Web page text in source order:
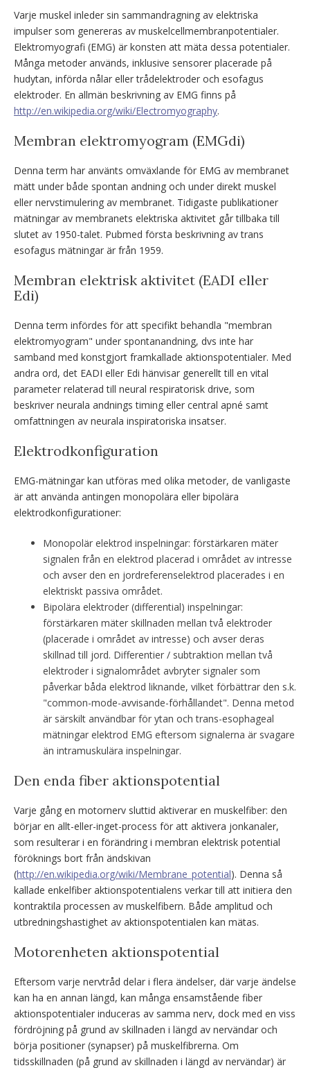
Varje muskel inleder sin sammandragning av elektriska
impulser som genereras av muskelcellmembranpotentialer.
Elektromyografi (EMG) är konsten att mäta dessa potentialer.
Många metoder används, inklusive sensorer placerade på
hudytan, införda nålar eller trådelektroder och esofagus
elektroder. En allmän beskrivning av EMG finns på
http://en.wikipedia.org/wiki/Electromyography.
Membran elektromyogram (EMGdi)
Denna term har använts omväxlande för EMG av membranet
mätt under både spontan andning och under direkt muskel
eller nervstimulering av membranet. Tidigaste publikationer
mätningar av membranets elektriska aktivitet går tillbaka till
slutet av 1950-talet. Pubmed första beskrivning av trans
esofagus mätningar är från 1959.
Membran elektrisk aktivitet (EADI eller
Edi)
Denna term infördes för att specifikt behandla "membran
elektromyogram" under spontanandning, dvs inte har
samband med konstgjort framkallade aktionspotentialer. Med
andra ord, det EADI eller Edi hänvisar generellt till en vital
parameter relaterad till neural respiratorisk drive, som
beskriver neurala andnings timing eller central apné samt
omfattningen av neurala inspiratoriska insatser.
Elektrodkonfiguration
EMG-mätningar kan utföras med olika metoder, de vanligaste
är att använda antingen monopolära eller bipolära
elektrodkonfigurationer:
Monopolär elektrod inspelningar: förstärkaren mäter
signalen från en elektrod placerad i området av intresse
och avser den en jordreferenselektrod placerades i en
elektriskt passiva området.
Bipolära elektroder (differential) inspelningar:
förstärkaren mäter skillnaden mellan två elektroder
(placerade i området av intresse) och avser deras
skillnad till jord. Differentier / subtraktion mellan två
elektroder i signalområdet avbryter signaler som
påverkar båda elektrod liknande, vilket förbättrar den s.k.
"common-mode-avvisande-förhållandet". Denna metod
är särskilt användbar för ytan och trans-esophageal
mätningar elektrod EMG eftersom signalerna är svagare
än intramuskulära inspelningar.
Den enda fiber aktionspotential
Varje gång en motornerv sluttid aktiverar en muskelfiber: den
börjar en allt-eller-inget-process för att aktivera jonkanaler,
som resulterar i en förändring i membran elektrisk potential
föröknings bort från ändskivan
(http://en.wikipedia.org/wiki/Membrane_potential). Denna så
kallade enkelfiber aktionspotentialens verkar till att initiera den
kontraktila processen av muskelfibern. Både amplitud och
utbredningshastighet av aktionspotentialen kan mätas.
Motorenheten aktionspotential
Eftersom varje nervtråd delar i flera ändelser, där varje ändelse
kan ha en annan längd, kan många ensamstående fiber
aktionspotentialer induceras av samma nerv, dock med en viss
fördröjning på grund av skillnaden i längd av nervändar och
börja positioner (synapser) på muskelfibrerna. Om
tidsskillnaden (på grund av skillnaden i längd av nervändar) är